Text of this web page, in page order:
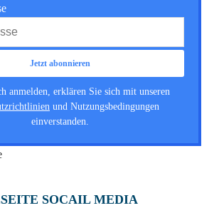
anmelden, erklären Sie sich mit unseren
und Nutzungsbedingungen
einverstanden.
SOCAIL MEDIA